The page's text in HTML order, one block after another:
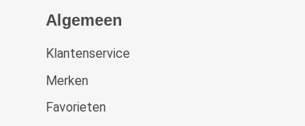
Algemeen
Klantenservice
Merken
Favorieten